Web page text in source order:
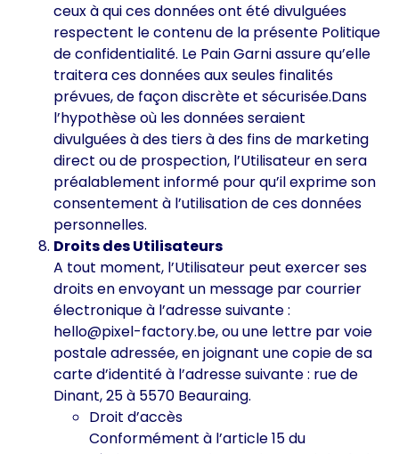
ceux à qui ces données ont été divulguées
respectent le contenu de la présente Politique
de confidentialité. Le Pain Garni assure qu’elle
traitera ces données aux seules finalités
prévues, de façon discrète et sécurisée.Dans
l’hypothèse où les données seraient
divulguées à des tiers à des fins de marketing
direct ou de prospection, l’Utilisateur en sera
préalablement informé pour qu’il exprime son
consentement à l’utilisation de ces données
personnelles.
Droits des Utilisateurs
A tout moment, l’Utilisateur peut exercer ses
droits en envoyant un message par courrier
électronique à l’adresse suivante :
hello@pixel-factory.be, ou une lettre par voie
postale adressée, en joignant une copie de sa
carte d’identité à l’adresse suivante : rue de
Dinant, 25 à 5570 Beauraing.
Droit d’accès
Conformément à l’article 15 du